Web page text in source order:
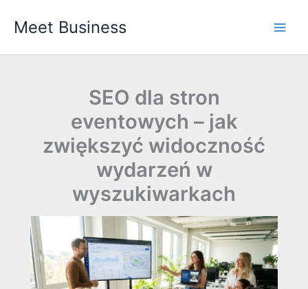
Meet Business
SEO dla stron
eventowych – jak
zwiększyć widoczność
wydarzeń w
wyszukiwarkach